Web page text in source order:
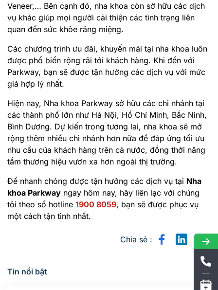
Veneer,… Bên cạnh đó, nha khoa còn sở hữu các dịch
vụ khác giúp mọi người cải thiện các tình trạng liên
quan đến sức khỏe răng miệng.
Các chương trình ưu đãi, khuyến mãi tại nha khoa luôn
được phổ biến rộng rãi tới khách hàng. Khi đến với
Parkway, bạn sẽ được tận hưởng các dịch vụ với mức
giá hợp lý nhất.
Hiện nay, Nha khoa Parkway sở hữu các chi nhánh tại
các thành phố lớn như Hà Nội, Hồ Chí Minh, Bắc Ninh,
Bình Dương. Dự kiến trong tương lai, nha khoa sẽ mở
rộng thêm nhiều chi nhánh hơn nữa để đáp ứng tối ưu
nhu cầu của khách hàng trên cả nước, đồng thời nâng
tầm thương hiệu vươn xa hơn ngoài thị trường.
Để nhanh chóng được tận hưởng các dịch vụ tại Nha
khoa Parkway ngay hôm nay, hãy liên lạc với chúng
tôi theo số hotline 1900 8059, bạn sẽ được phục vụ
một cách tận tình nhất.
Chia sẻ :
Tin nổi bật